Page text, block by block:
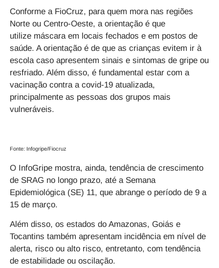
Conforme a FioCruz, para quem mora nas regiões
Norte ou Centro-Oeste, a orientação é que
utilize máscara em locais fechados e em postos de
saúde. A orientação é de que as crianças evitem ir à
escola caso apresentem sinais e sintomas de gripe ou
resfriado. Além disso, é fundamental estar com a
vacinação contra a covid-19 atualizada,
principalmente as pessoas dos grupos mais
vulneráveis.
Fonte: Infogripe/Fiocruz
O InfoGripe mostra, ainda, tendência de crescimento
de SRAG no longo prazo, até a Semana
Epidemiológica (SE) 11, que abrange o período de 9 a
15 de março.
Além disso, os estados do Amazonas, Goiás e
Tocantins também apresentam incidência em nível de
alerta, risco ou alto risco, entretanto, com tendência
de estabilidade ou oscilação.